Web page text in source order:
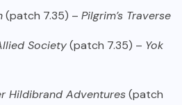
(patch 7.35) – Pilgrim’s Traverse
Society(patch 7.35) – Yok
Hildibrand Adventures(patch